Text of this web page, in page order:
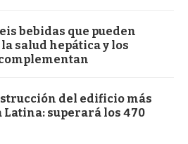
bebidas que pueden
salud hepática y los
del edificio más
superará los 470